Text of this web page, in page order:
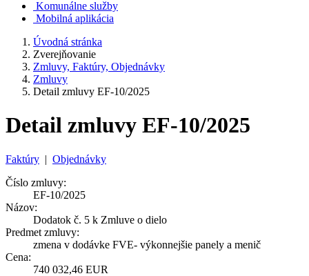
Komunálne služby
Mobilná aplikácia
Úvodná stránka
Zverejňovanie
Zmluvy, Faktúry, Objednávky
Zmluvy
Detail zmluvy EF-10/2025
Detail zmluvy EF-10/2025
Faktúry | Objednávky
Číslo zmluvy:
EF-10/2025
Názov:
Dodatok č. 5 k Zmluve o dielo
Predmet zmluvy:
zmena v dodávke FVE- výkonnejšie panely a menič
Cena:
740 032,46 EUR